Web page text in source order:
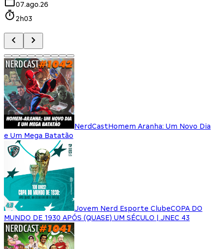
07.ago.26
2h03
NerdCastHomem Aranha: Um Novo Dia
e Um Mega Batatão
Jovem Nerd Esporte ClubeCOPA DO
MUNDO DE 1930 APÓS (QUASE) UM SÉCULO | JNEC 43